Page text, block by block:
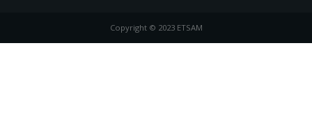
Copyright © 2023 ETSAM